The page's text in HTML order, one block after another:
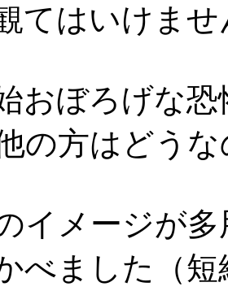
てはいけませ
おぼろげな
の方はどう
イメージが
べました（短